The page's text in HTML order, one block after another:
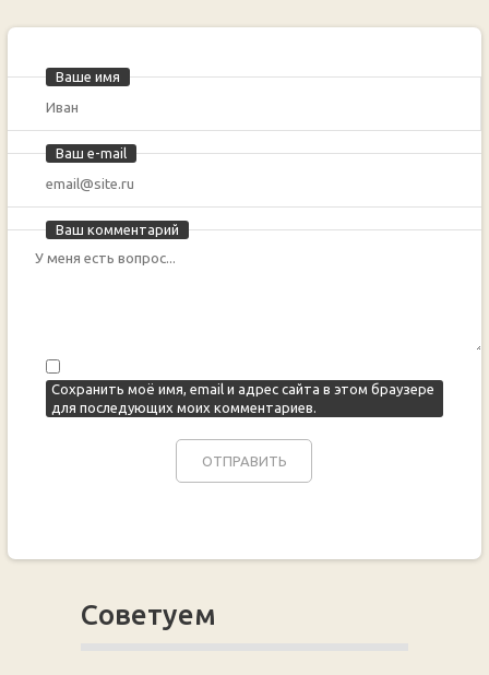
Ваше имя
Ваш e-mail
Ваш комментарий
Сохранить моё имя, email и адрес сайта в этом браузере
для последующих моих комментариев.
Советуем